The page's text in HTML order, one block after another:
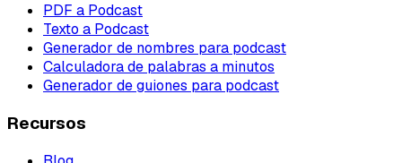
PDF a Podcast
Texto a Podcast
Generador de nombres para podcast
Calculadora de palabras a minutos
Generador de guiones para podcast
Recursos